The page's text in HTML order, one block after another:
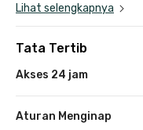
Lihat selengkapnya
Tata Tertib
Akses 24 jam
Aturan Menginap